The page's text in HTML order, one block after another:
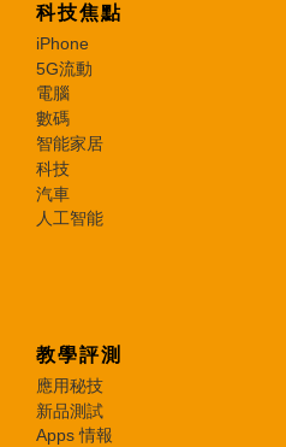
科技焦點
iPhone
5G流動
電腦
數碼
智能家居
科技
汽車
人工智能
教學評測
應用秘技
新品測試
Apps 情報